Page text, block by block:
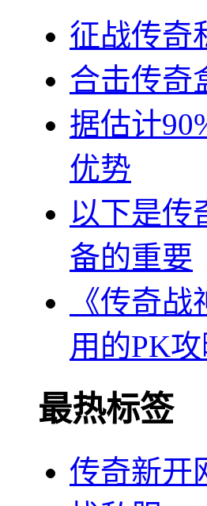
征战传奇
合击传奇
据估计
优势
以下是传
备的重要
《传奇
用的PK
最热标签
传奇新开